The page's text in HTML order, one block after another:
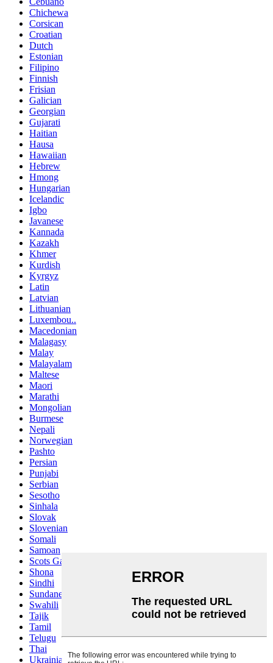
Chichewa
Corsican
Croatian
Dutch
Estonian
Filipino
Finnish
Frisian
Galician
Georgian
Gujarati
Haitian
Hausa
Hawaiian
Hebrew
Hmong
Hungarian
Icelandic
Igbo
Javanese
Kannada
Kazakh
Khmer
Kurdish
Kyrgyz
Latin
Latvian
Lithuanian
Luxembou..
Macedonian
Malagasy
Malay
Malayalam
Maltese
Maori
Marathi
Mongolian
Burmese
Nepali
Norwegian
Pashto
Persian
Punjabi
Serbian
Sesotho
Sinhala
Slovak
Slovenian
Somali
Samoan
Scots Gaelic
Shona
Sindhi
Sundanese
Swahili
Tajik
Tamil
Telugu
Thai
Ukrainian